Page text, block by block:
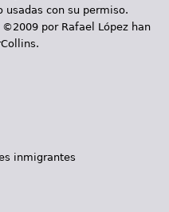
usadas con su permiso.
por Rafael López han
inmigrantes